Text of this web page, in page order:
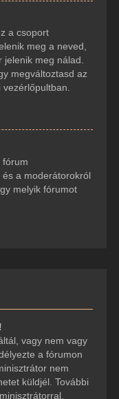
a csoport
meg a neved,
jelenik meg nálad.
megváltoztasd az
fórum
a moderátorokról
melyik fórumot
vagy nem vagy
a fórumon
nem
küldjél. További